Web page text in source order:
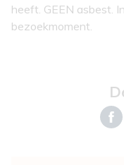
heeft. GEEN asbest.
bezoekmoment.